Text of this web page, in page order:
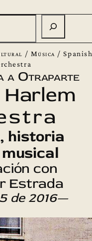
/ Música /Spanish
a Otraparte
historia
con
Estrada
de 2016—